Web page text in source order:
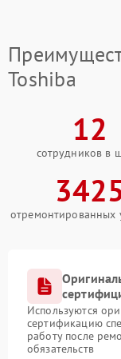
Toshiba
12
сотрудников в
отремонтированных
Используются
сертификацию
работу после
обязательств